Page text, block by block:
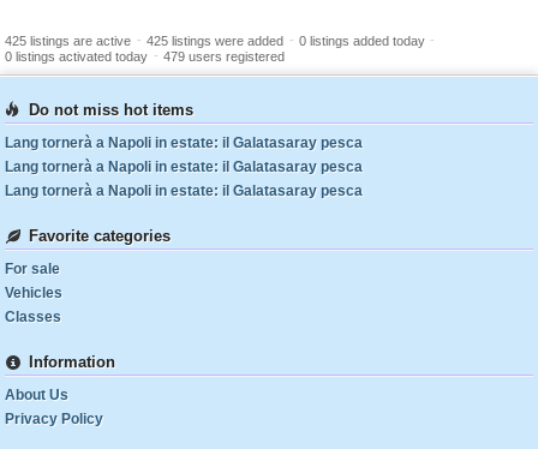
425 listings are active - 425 listings were added - 0 listings added today -
0 listings activated today - 479 users registered
Do not miss hot items
Lang tornerà a Napoli in estate: il Galatasaray pesca
Lang tornerà a Napoli in estate: il Galatasaray pesca
Lang tornerà a Napoli in estate: il Galatasaray pesca
Favorite categories
For sale
Vehicles
Classes
Information
About Us
Privacy Policy